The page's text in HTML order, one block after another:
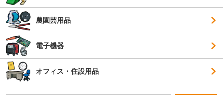
農園芸用品
電子機器
オフィス・住設用品